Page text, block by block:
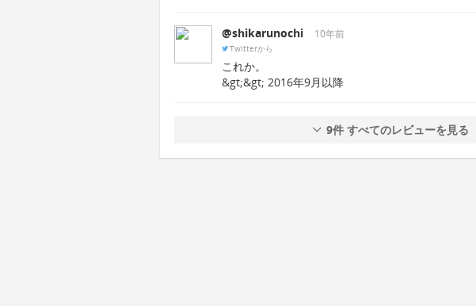
@shikarunochi 10年前
Twitterから
これか。
&gt;&gt; 2016年9月以降
9件 すべてのレビューを見る